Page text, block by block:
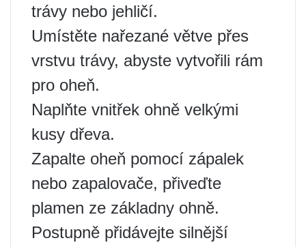
trávy nebo jehličí.
Umístěte nařezané větve přes
vrstvu trávy, abyste vytvořili rám
pro oheň.
Naplňte vnitřek ohně velkými
kusy dřeva.
Zapalte oheň pomocí zápalek
nebo zapalovače, přiveďte
plamen ze základny ohně.
Postupně přidávejte silnější